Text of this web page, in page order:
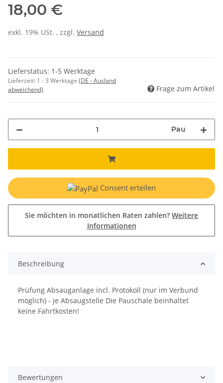
18,00 €
exkl. 19% USt. , zzgl. Versand
Lieferstatus: 1-5 Werktage
Lieferzeit: 1 - 3 Werktage (DE - Ausland
abweichend)
Frage zum Artikel
Pau
Consent erteilen
Sie möchten in monatlichen Raten zahlen? Weitere
Informationen
Beschreibung
Prüfung Absauganlage incl. Protokoll (nur im Verbund
möglich) - je Absaugstelle Die Pauschale beinhaltet
keine Fahrtkosten!
Bewertungen